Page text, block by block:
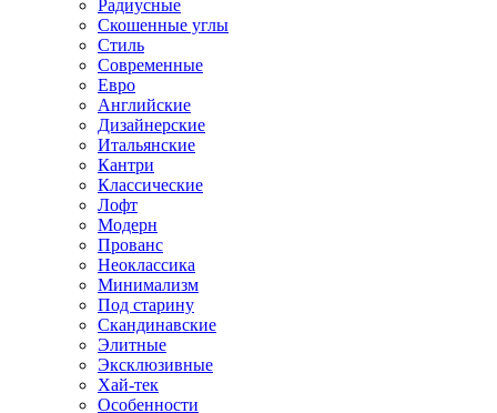
Радиусные
Скошенные углы
Стиль
Современные
Евро
Английские
Дизайнерские
Итальянские
Кантри
Классические
Лофт
Модерн
Прованс
Неоклассика
Минимализм
Под старину
Скандинавские
Элитные
Эксклюзивные
Хай-тек
Особенности